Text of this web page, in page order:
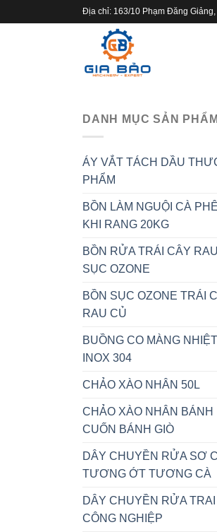
to
Địa chỉ: 163/10 Phạm Đăng
DANH MỤC SẢN PHẨM
ÁY VẮT TÁCH DẦU
PHẨM
BỒN LÀM NGUỘI CÀ
KHI RANG 20KG
BỒN RỬA TRÁI CÂY
SỤC OZONE
BỒN SỤC OZONE TRÁI
RAU CỦ
BUỒNG CO MÀNG NHIỆT
INOX 304
CHẢO XÀO NHÂN 50L
CHẢO XÀO NHÂN BÁNH
CUỐN BÁNH GIÒ
DÂY CHUYỀN RỬA SƠ
TƯƠNG ỚT TƯƠNG CÀ
DÂY CHUYỀN RỬA
CÔNG NGHIỆP